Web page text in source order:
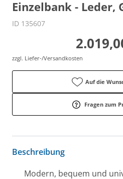
Einzelbank - Leder,
ID 135607
zzgl. Liefer-/Versandkosten
Auf die
Fragen zum
Beschreibung
Modern, bequem und